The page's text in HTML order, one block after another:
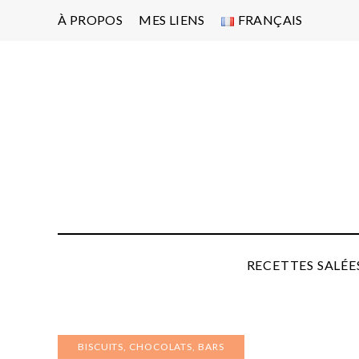
À PROPOS MES LIENS FRANÇAIS
RECETTES
BISCUITS, CHOCOLATS, BARS